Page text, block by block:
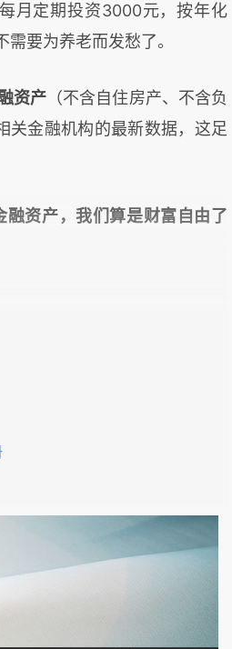
月定期投资3000元，按年化
要为养老而发愁了。
资产 （不含自住房产、不含负
关金融机构的最新数据，这足
融资产，我们算是财富自由了
带来的每年
入而发愁了。
高股息红利基金等组合），以
定在